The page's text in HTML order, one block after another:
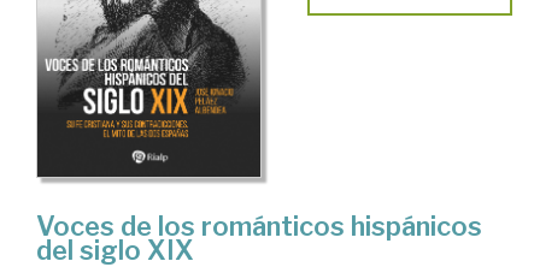
Voces de los románticos hispánicos
del siglo XIX